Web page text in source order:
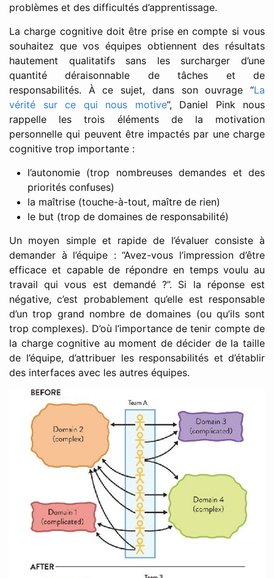
problèmes et des difficultés d’apprentissage.
La charge cognitive doit être prise en compte si vous
souhaitez que vos équipes obtiennent des résultats
hautement qualitatifs sans les surcharger d’une
quantité déraisonnable de tâches et de
responsabilités. À ce sujet, dans son ouvrage “La
vérité sur ce qui nous motive”, Daniel Pink nous
rappelle les trois éléments de la motivation
personnelle qui peuvent être impactés par une charge
cognitive trop importante :
l’autonomie (trop nombreuses demandes et des
priorités confuses)
la maîtrise (touche-à-tout, maître de rien)
le but (trop de domaines de responsabilité)
Un moyen simple et rapide de l’évaluer consiste à
demander à l’équipe : “Avez-vous l’impression d’être
efficace et capable de répondre en temps voulu au
travail qui vous est demandé ?”. Si la réponse est
négative, c’est probablement qu’elle est responsable
d’un trop grand nombre de domaines (ou qu’ils sont
trop complexes). D’où l’importance de tenir compte de
la charge cognitive au moment de décider de la taille
de l’équipe, d’attribuer les responsabilités et d’établir
des interfaces avec les autres équipes.